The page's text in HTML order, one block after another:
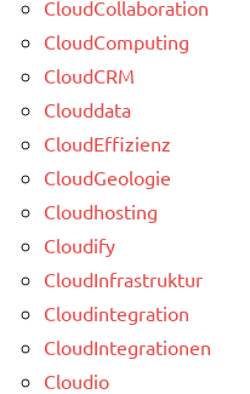
CloudCollaboration
CloudComputing
CloudCRM
Clouddata
CloudEffizienz
CloudGeologie
Cloudhosting
Cloudify
CloudInfrastruktur
Cloudintegration
CloudIntegrationen
Cloudio